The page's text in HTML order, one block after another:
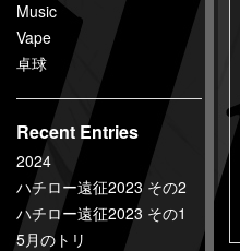
Music
Vape
卓球
Recent Entries
2024
ハチロー遠征2023 その2
ハチロー遠征2023 その1
5月のトリ